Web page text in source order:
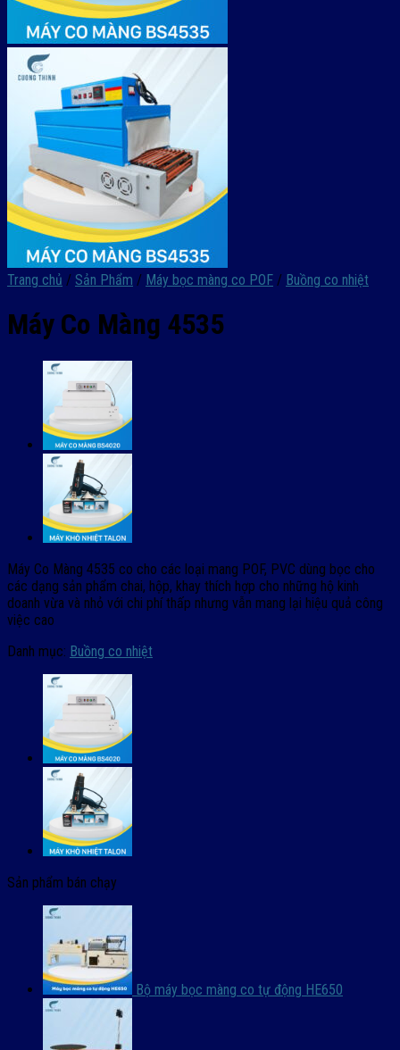
Trang chủ / Sản Phẩm / Máy bọc màng co POF / Buồng co nhiệt
Máy Co Màng 4535
Máy Co Màng 4535 co cho các loại mang POF, PVC dùng bọc cho
các dạng sản phẩm chai, hộp, khay thích hợp cho những hộ kinh
doanh vừa và nhỏ với chi phí thấp nhưng vẫn mang lại hiệu quả công
việc cao
Danh mục: Buồng co nhiệt
Sản phẩm bán chạy
Bộ máy bọc màng co tự động HE650